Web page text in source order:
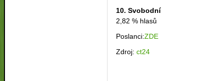
10. Svobodní
2,82 % hlasů
Poslanci:ZDE
Zdroj:ct24